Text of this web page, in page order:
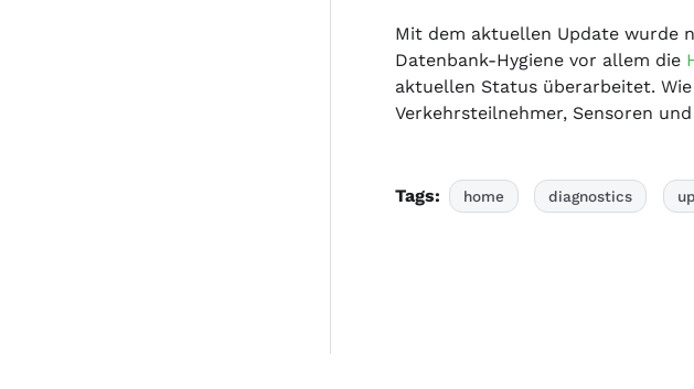
Mit dem aktuellen Update wurde
Datenbank-Hygiene vor allem die
aktuellen Status überarbeitet.
Verkehrsteilnehmer, Sensoren
Tags: home diagnostics